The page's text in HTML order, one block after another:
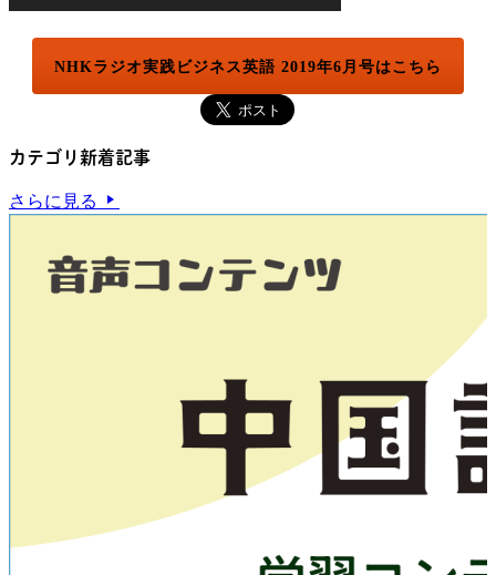
NHKラジオ実践ビジネス英語 2019年6月号はこちら
カテゴリ新着記事
さらに見る